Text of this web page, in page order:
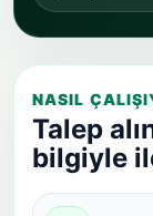
NASIL
Talep
bilgiyle